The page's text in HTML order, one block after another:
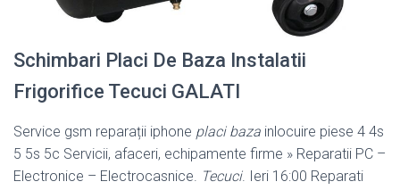
Schimbari Placi De Baza Instalatii
Frigorifice Tecuci GALATI
Service gsm reparații iphone placi baza inlocuire piese 4 4s
5 5s 5c Servicii, afaceri, echipamente firme » Reparatii PC –
Electronice – Electrocasnice. Tecuci. Ieri 16:00 Reparati